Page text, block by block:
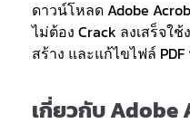
ดาวน์โหลด Adobe
ไม่ต้อง Crack ลงเสร็จใ
สร้าง และแก้ไขไฟล์ PDF
เกี่ยวกับ Adobe